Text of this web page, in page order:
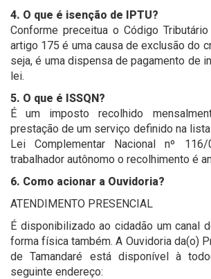
4. O que é isenção de IPTU?
Conforme preceitua o Código
artigo 175 é uma causa de exclusão do
seja, é uma dispensa de pagamento de
lei.
5. O que é ISSQN?
É um imposto recolhido
prestação de um serviço definido na
Lei Complementar Nacional nº
trabalhador autônomo o recolhimento é
6. Como acionar a Ouvidoria?
ATENDIMENTO PRESENCIAL
É disponibilizado ao cidadão um canal
forma física também. A Ouvidoria da(o)
de Tamandaré está disponível à
seguinte endereço: